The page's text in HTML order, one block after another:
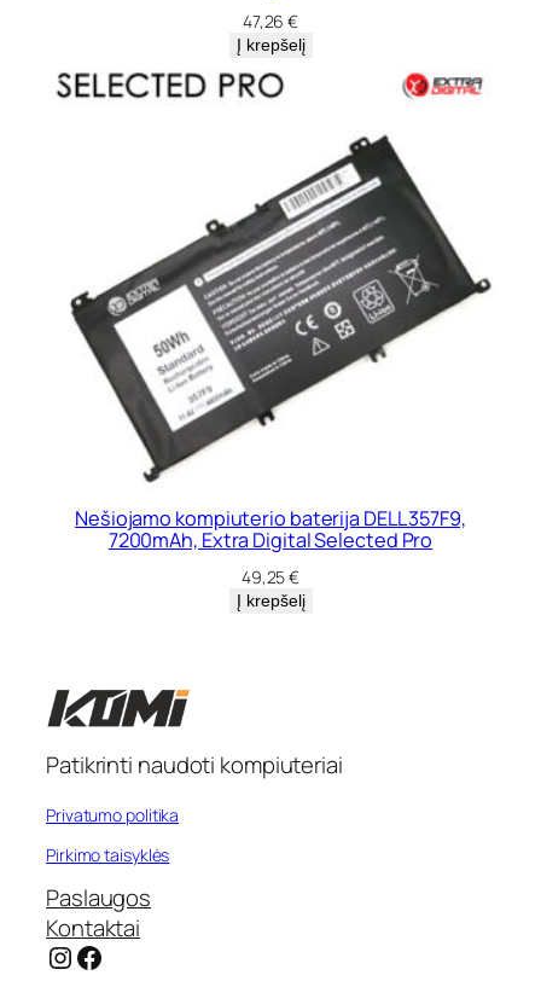
47,26€
Į krepšelį
Nešiojamo kompiuterio baterija DELL 357F9,
7200mAh, Extra Digital Selected Pro
49,25€
Į krepšelį
Patikrinti naudoti kompiuteriai
Privatumo politika
Pirkimo taisyklės
Paslaugos
Kontaktai
Instagram Facebook